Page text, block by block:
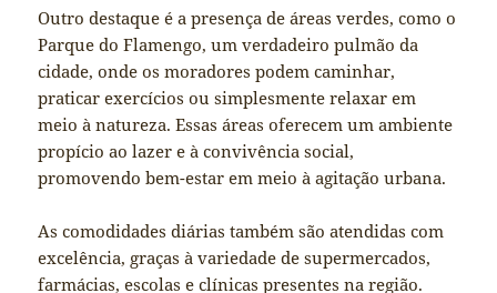
Outro destaque é a presença de áreas verdes, como o
Parque do Flamengo, um verdadeiro pulmão da
cidade, onde os moradores podem caminhar,
praticar exercícios ou simplesmente relaxar em
meio à natureza. Essas áreas oferecem um ambiente
propício ao lazer e à convivência social,
promovendo bem-estar em meio à agitação urbana.
As comodidades diárias também são atendidas com
excelência, graças à variedade de supermercados,
farmácias, escolas e clínicas presentes na região.